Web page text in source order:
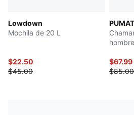
Lowdown
Mochila de 20 L
$22.50
$45.00
hombre
$67.99
$85.00